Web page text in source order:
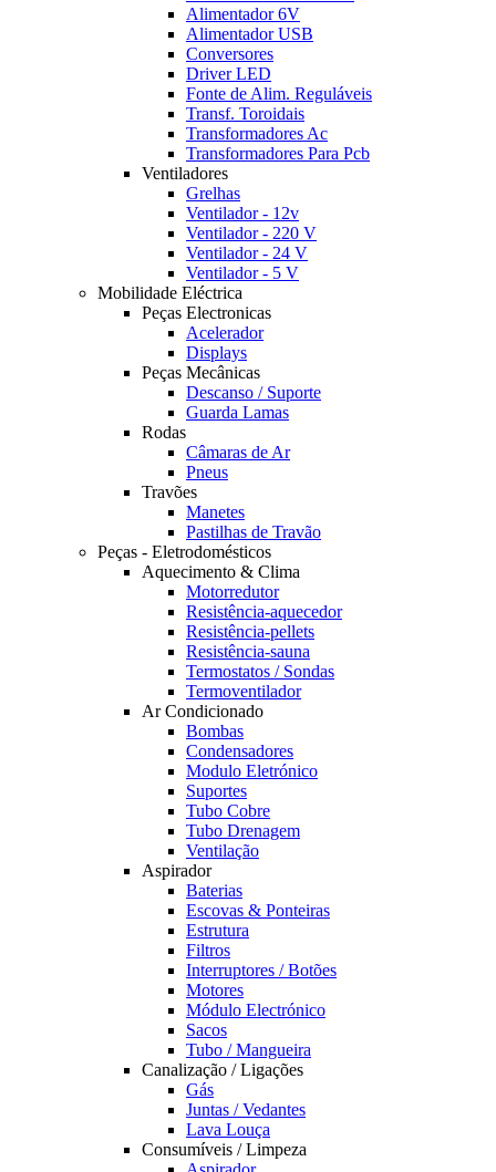
Alimentador 6V
Alimentador USB
Conversores
Driver LED
Fonte de Alim. Reguláveis
Transf. Toroidais
Transformadores Ac
Transformadores Para Pcb
Ventiladores
Grelhas
Ventilador - 12v
Ventilador - 220 V
Ventilador - 24 V
Ventilador - 5 V
Mobilidade Eléctrica
Peças Electronicas
Acelerador
Displays
Peças Mecânicas
Descanso / Suporte
Guarda Lamas
Rodas
Câmaras de Ar
Pneus
Travões
Manetes
Pastilhas de Travão
Peças - Eletrodomésticos
Aquecimento & Clima
Motorredutor
Resistência-aquecedor
Resistência-pellets
Resistência-sauna
Termostatos / Sondas
Termoventilador
Ar Condicionado
Bombas
Condensadores
Modulo Eletrónico
Suportes
Tubo Cobre
Tubo Drenagem
Ventilação
Aspirador
Baterias
Escovas & Ponteiras
Estrutura
Filtros
Interruptores / Botões
Motores
Módulo Electrónico
Sacos
Tubo / Mangueira
Canalização / Ligações
Gás
Juntas / Vedantes
Lava Louça
Consumíveis / Limpeza